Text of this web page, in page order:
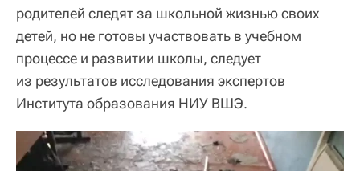
родителей следят за школьной жизнью своих
детей, но не готовы участвовать в учебном
процессе и развитии школы, следует
из результатов исследования экспертов
Института образования НИУ ВШЭ.